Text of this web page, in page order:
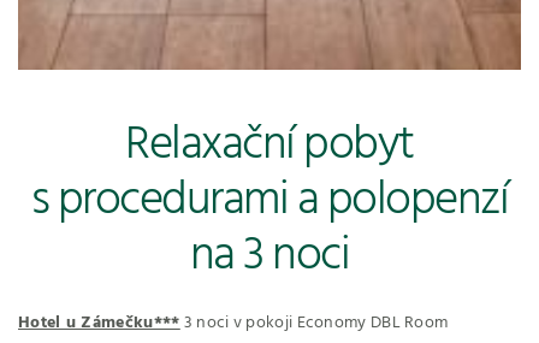
Relaxační pobyt
s procedurami a polopenzí
na 3 noci
Hotel u Zámečku***3 noci v pokoji Economy DBL Room